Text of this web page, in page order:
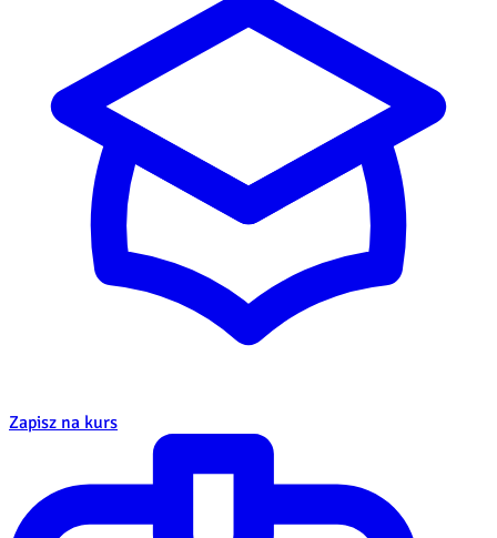
Zapisz na kurs